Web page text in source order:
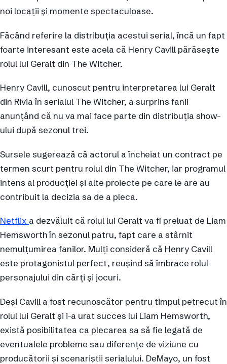
noi locații și momente spectaculoase.
Făcând referire la distribuția acestui serial, încă un fapt
foarte interesant este acela că Henry Cavill părăsește
rolul lui Geralt din The Witcher.
Henry Cavill, cunoscut pentru interpretarea lui Geralt
din Rivia în serialul The Witcher, a surprins fanii
anunțând că nu va mai face parte din distribuția show-
ului după sezonul trei.
Sursele sugerează că actorul a încheiat un contract pe
termen scurt pentru rolul din The Witcher, iar programul
intens al producției și alte proiecte pe care le are au
contribuit la decizia sa de a pleca.
Netflix a dezvăluit că rolul lui Geralt va fi preluat de Liam
Hemsworth în sezonul patru, fapt care a stârnit
nemulțumirea fanilor. Mulți consideră că Henry Cavill
este protagonistul perfect, reușind să îmbrace rolul
personajului din cărți și jocuri.
Deși Cavill a fost recunoscător pentru timpul petrecut în
rolul lui Geralt și i-a urat succes lui Liam Hemsworth,
există posibilitatea ca plecarea sa să fie legată de
eventualele probleme sau diferențe de viziune cu
producătorii și scenariștii serialului. DeMayo, un fost